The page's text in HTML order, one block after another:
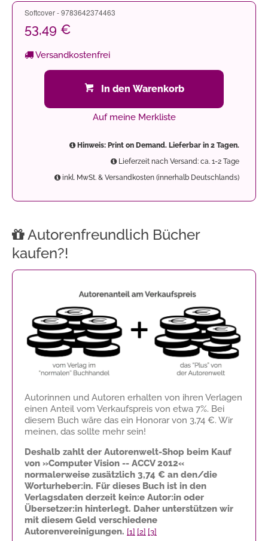
Softcover - 9783642374463
53,49 €
Versandkostenfrei
In den Warenkorb
Auf meine Merkliste
Hinweis: Print on Demand. Lieferbar in 2 Tagen.
Lieferzeit nach Versand: ca. 1-2 Tage
inkl. MwSt. & Versandkosten (innerhalb Deutschlands)
Autorenfreundlich Bücher
kaufen?!
Autorinnen und Autoren erhalten von ihren Verlagen
einen Anteil vom Verkaufspreis von etwa 7%. Bei
diesem Buch wäre das ein Honorar von 3,74 €. Wir
meinen, das sollte mehr sein!
Deshalb zahlt der Autorenwelt-Shop beim Kauf
von »Computer Vision -- ACCV 2012«
normalerweise zusätzlich 3,74 € an den/die
Worturheber:in. Für dieses Buch ist in den
Verlagsdaten derzeit kein:e Autor:in oder
Übersetzer:in hinterlegt. Daher unterstützen wir
mit diesem Geld verschiedene
Autorenvereinigungen. [1] [2] [3]